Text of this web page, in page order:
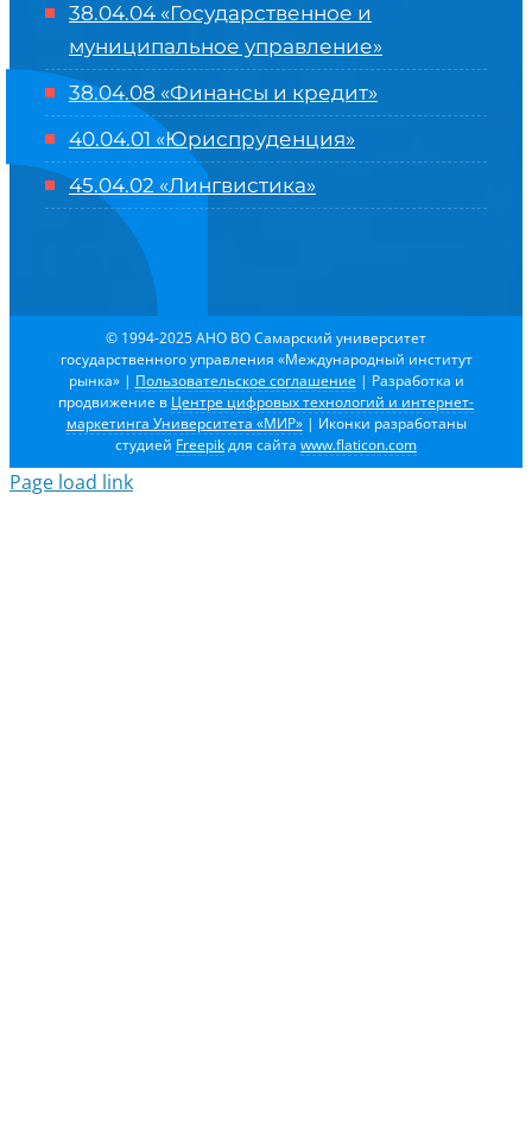
38.04.04 «Государственное и
муниципальное управление»
38.04.08 «Финансы и кредит»
40.04.01 «Юриспруденция»
45.04.02 «Лингвистика»
© 1994-2025 АНО ВО Самарский университет
государственного управления «Международный институт
рынка» | Пользовательское соглашение | Разработка и
продвижение в Центре цифровых технологий и интернет-
маркетинга Университета «МИР»| Иконки разработаны
студией Freepikдля сайта www.flaticon.com
Page load link